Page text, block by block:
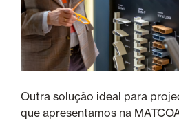
Outra solução ideal para
que apresentamos na